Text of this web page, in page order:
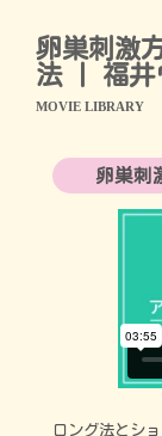
卵巣刺激
法 | 福井
MOVIE LIBRARY
卵巣刺
ロング法とシ